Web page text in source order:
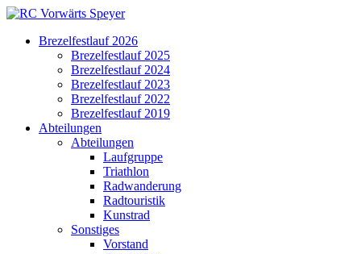
Brezelfestlauf 2026
Brezelfestlauf 2025
Brezelfestlauf 2024
Brezelfestlauf 2023
Brezelfestlauf 2022
Brezelfestlauf 2019
Abteilungen
Abteilungen
Laufgruppe
Triathlon
Radwanderung
Radtouristik
Kunstrad
Sonstiges
Vorstand